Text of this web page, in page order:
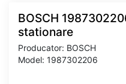
BOSCH
stationare
Producator: BOSCH
Model: 1987302206